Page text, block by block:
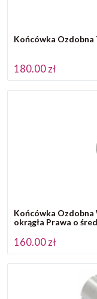
Końcówka Ozdobna
180.00 zł
Końcówka Ozdobna
okrągła Prawa o
160.00 zł